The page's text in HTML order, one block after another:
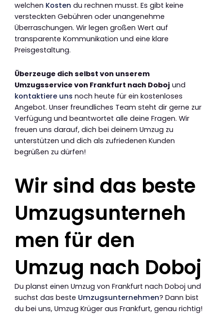
welchen Kosten du rechnen musst. Es gibt keine
versteckten Gebühren oder unangenehme
Überraschungen. Wir legen großen Wert auf
transparente Kommunikation und eine klare
Preisgestaltung.
Überzeuge dich selbst von unserem
Umzugsservice von Frankfurt nach Doboj und
kontaktiere uns noch heute für ein kostenloses
Angebot. Unser freundliches Team steht dir gerne zur
Verfügung und beantwortet alle deine Fragen. Wir
freuen uns darauf, dich bei deinem Umzug zu
unterstützen und dich als zufriedenen Kunden
begrüßen zu dürfen!
Wir sind das beste
Umzugsunterneh
men für den
Umzug nach Doboj
Du planst einen Umzug von Frankfurt nach Doboj und
suchst das beste Umzugsunternehmen? Dann bist
du bei uns, Umzug Krüger aus Frankfurt, genau richtig!